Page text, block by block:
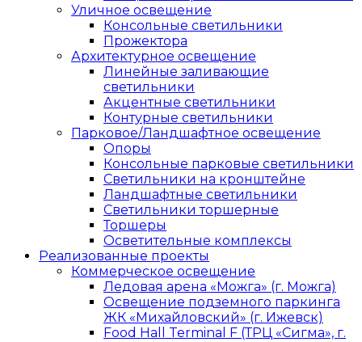
Уличное освещение
Консольные светильники
Прожектора
Архитектурное освещение
Линейные заливающие
светильники
Акцентные светильники
Контурные светильники
Парковое/Ландшафтное освещение
Опоры
Консольные парковые светильники
Светильники на кронштейне
Ландшафтные светильники
Светильники торшерные
Торшеры
Осветительные комплексы
Реализованные проекты
Коммерческое освещение
Ледовая арена «Можга» (г. Можга)
Освещение подземного паркинга
ЖК «Михайловский» (г. Ижевск)
Food Hall Terminal F (ТРЦ «Сигма», г.